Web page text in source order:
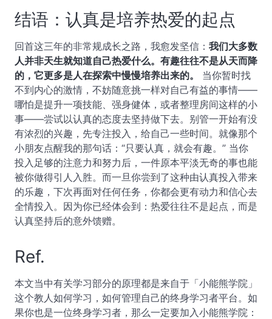
结语：认真是培养热爱的起点
回首这三年的非常规成长之路，我愈发坚信： 我们大多数
人并非天生就知道自己热爱什么。有趣往往不是从天而降
的，它更多是人在探索中慢慢培养出来的。
当你暂时找
不到内心的激情，不妨随意挑一样对自己有益的事情——
哪怕是提升一项技能、强身健体，或者整理房间这样的小
事——尝试以认真的态度去坚持做下去。别管一开始有没
有浓烈的兴趣，先专注投入，给自己一些时间。就像那个
小朋友点醒我的那句话：“只要认真，就会有趣。” 当你
投入足够的注意力和努力后，一件原本平淡无奇的事也能
被你做得引人入胜。而一旦你尝到了这种由认真投入带来
的乐趣，下次再面对任何任务，你都会更有动力和信心去
全情投入。因为你已经体会到：热爱往往不是起点，而是
认真坚持后的意外馈赠。
Ref.
本文当中有关学习部分的原理都是来自于「小能熊学院」
这个教人如何学习，如何管理自己的终身学习者平台。如
果你也是一位终身学习者，那么一定要加入小能熊学院：